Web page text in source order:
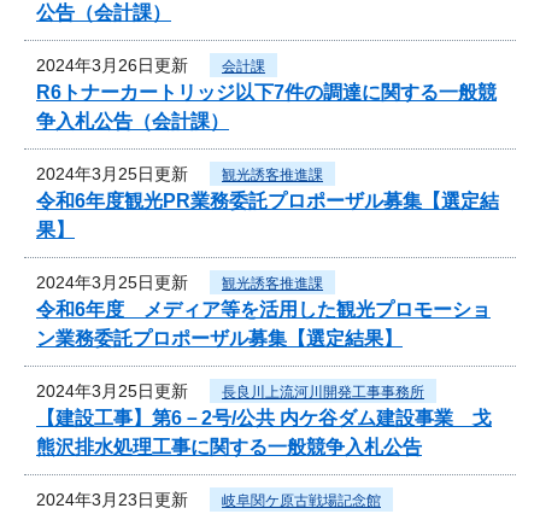
公告（会計課）
2024年3月26日更新 会計課
R6トナーカートリッジ以下7件の調達に関する一般競
争入札公告（会計課）
2024年3月25日更新 観光誘客推進課
令和6年度観光PR業務委託プロポーザル募集【選定結
果】
2024年3月25日更新 観光誘客推進課
令和6年度 メディア等を活用した観光プロモーショ
ン業務委託プロポーザル募集【選定結果】
2024年3月25日更新 長良川上流河川開発工事事務所
【建設工事】第6－2号/公共 内ケ谷ダム建設事業 戈
熊沢排水処理工事に関する一般競争入札公告
2024年3月23日更新 岐阜関ケ原古戦場記念館